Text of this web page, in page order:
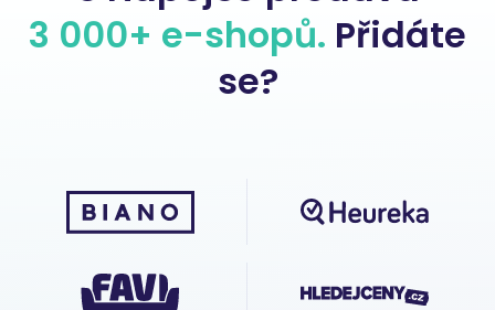
3 000+ e-shopů. Přidáte
se?